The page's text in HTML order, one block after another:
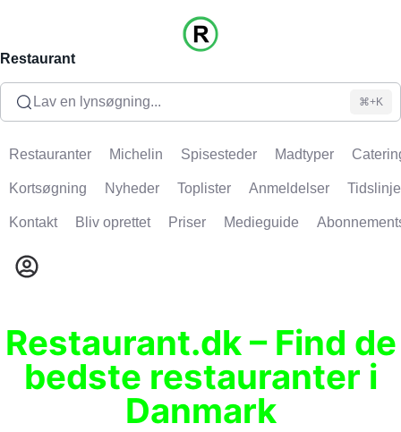
Restaurant
Lav en lynsøgning... ⌘+K
Restauranter Michelin Spisesteder Madtyper
Kortsøgning Nyheder Toplister Anmeldelser Tidslinje
Kontakt Bliv oprettet Priser Medieguide
Restaurant.dk – Find de
bedste restauranter i
Danmark